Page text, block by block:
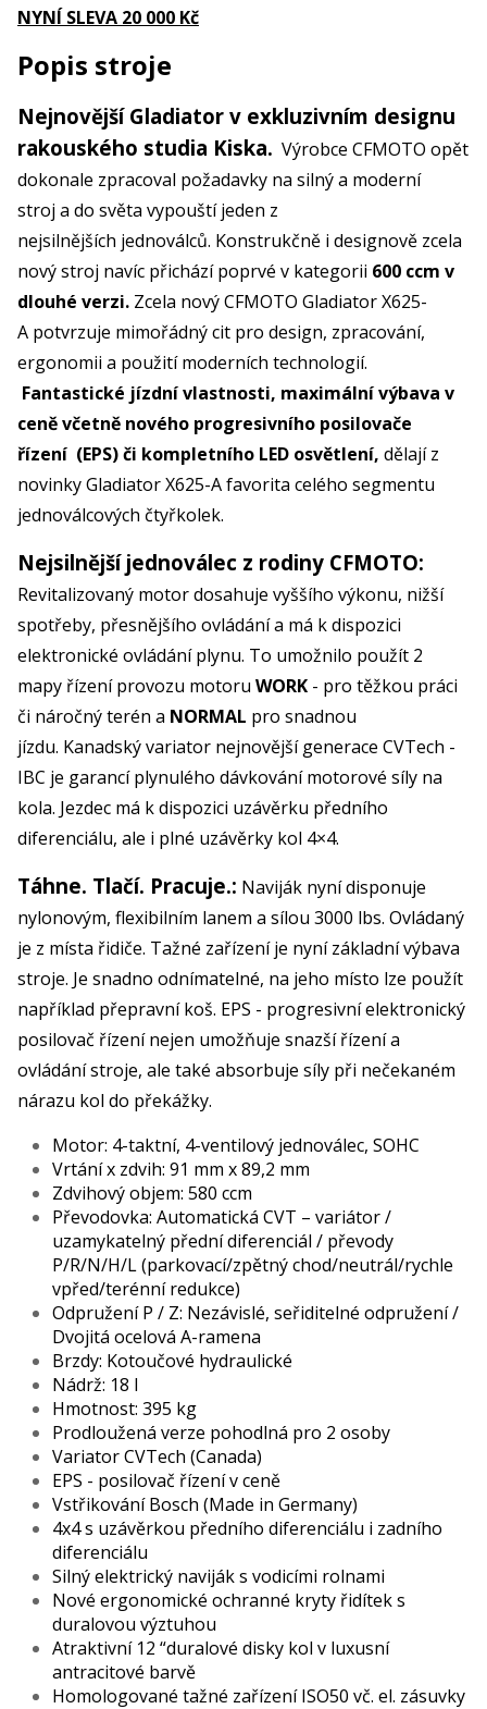
NYNÍ SLEVA 20 000 Kč
Popis stroje
Nejnovější Gladiator v exkluzivním designu
rakouského studia Kiska. Výrobce CFMOTO opět
dokonale zpracoval požadavky na silný a moderní
stroj a do světa vypouští jeden z
nejsilnějších jednoválců. Konstrukčně i designově zcela
nový stroj navíc přichází poprvé v kategorii 600 ccm v
dlouhé verzi. Zcela nový CFMOTO Gladiator X625-
A potvrzuje mimořádný cit pro design, zpracování,
ergonomii a použití moderních technologií.
Fantastické jízdní vlastnosti, maximální výbava v
ceně včetně nového progresivního posilovače
řízení (EPS) či kompletního LED osvětlení, dělají z
novinky Gladiator X625-A favorita celého segmentu
jednoválcových čtyřkolek.
Nejsilnější jednoválec z rodiny CFMOTO:
Revitalizovaný motor dosahuje vyššího výkonu, nižší
spotřeby, přesnějšího ovládání a má k dispozici
elektronické ovládání plynu. To umožnilo použít 2
mapy řízení provozu motoru WORK - pro těžkou práci
či náročný terén a NORMAL pro snadnou
jízdu. Kanadský variator nejnovější generace CVTech -
IBC je garancí plynulého dávkování motorové síly na
kola. Jezdec má k dispozici uzávěrku předního
diferenciálu, ale i plné uzávěrky kol 4×4.
Táhne. Tlačí. Pracuje.: Naviják nyní disponuje
nylonovým, flexibilním lanem a sílou 3000 lbs. Ovládaný
je z místa řidiče. Tažné zařízení je nyní základní výbava
stroje. Je snadno odnímatelné, na jeho místo lze použít
například přepravní koš. EPS - progresivní elektronický
posilovač řízení nejen umožňuje snazší řízení a
ovládání stroje, ale také absorbuje síly při nečekaném
nárazu kol do překážky.
Motor: 4-taktní, 4-ventilový jednoválec, SOHC
Vrtání x zdvih: 91 mm x 89,2 mm
Zdvihový objem: 580 ccm
Převodovka: Automatická CVT – variátor /
uzamykatelný přední diferenciál / převody
P/R/N/H/L (parkovací/zpětný chod/neutrál/rychle
vpřed/terénní redukce)
Odpružení P / Z: Nezávislé, seřiditelné odpružení /
Dvojitá ocelová A-ramena
Brzdy: Kotoučové hydraulické
Nádrž: 18 l
Hmotnost: 395 kg
Prodloužená verze pohodlná pro 2 osoby
Variator CVTech (Canada)
EPS - posilovač řízení v ceně
Vstřikování Bosch (Made in Germany)
4x4 s uzávěrkou předního diferenciálu i zadního
diferenciálu
Silný elektrický naviják s vodicími rolnami
Nové ergonomické ochranné kryty řidítek s
duralovou výztuhou
Atraktivní 12 “duralové disky kol v luxusní
antracitové barvě
Homologované tažné zařízení ISO50 vč. el. zásuvky